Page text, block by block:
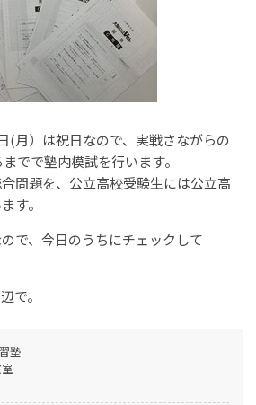
(月）は祝日なので、実戦さながらの
でで塾内模試を行います。
問題を、公立高校受験生には公立高
す。
で、今日のうちにチェックして
で。
塾